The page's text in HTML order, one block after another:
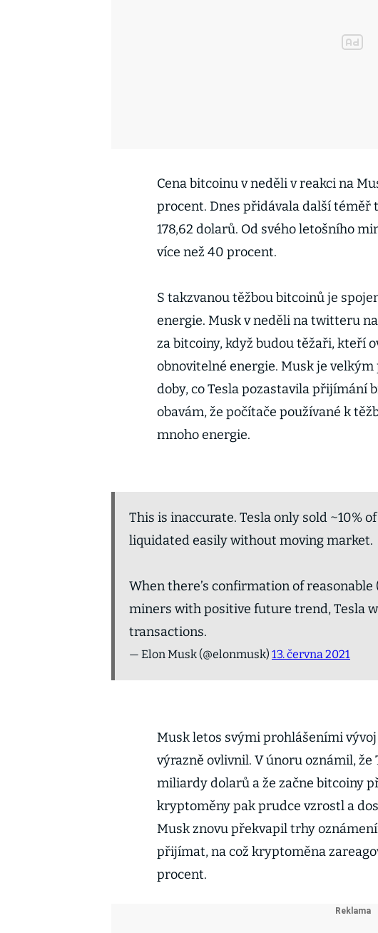
Cena bitcoinu v neděli v reakci na
procent. Dnes přidávala další téměř
178,62 dolarů. Od svého letošního
více než 40 procent.
S takzvanou těžbou bitcoinů je
energie. Musk v neděli na twitteru
za bitcoiny, když budou těžaři, kteří
obnovitelné energie. Musk je
doby, co Tesla pozastavila přijímání
obavám, že počítače používané k
mnoho energie.
This is inaccurate. Tesla only sold ~10%
liquidated easily without moving market.
When there’s confirmation of reasonable
miners with positive future trend, Tesla
transactions.
— Elon Musk (@elonmusk) 13. června 2021
Musk letos svými prohlášeními
výrazně ovlivnil. V únoru oznámil, že
miliardy dolarů a že začne bitcoiny
kryptoměny pak prudce vzrostl a
Musk znovu překvapil trhy
přijímat, na což kryptoměna
procent.